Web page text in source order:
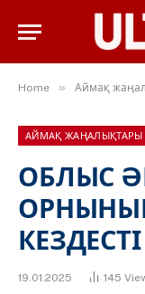
Home » Аймақ
АЙМАҚ ЖАҢАЛЫҚТАРЫ
ОБЛЫС
КЕЗДЕСТІ
19.01.2025 145